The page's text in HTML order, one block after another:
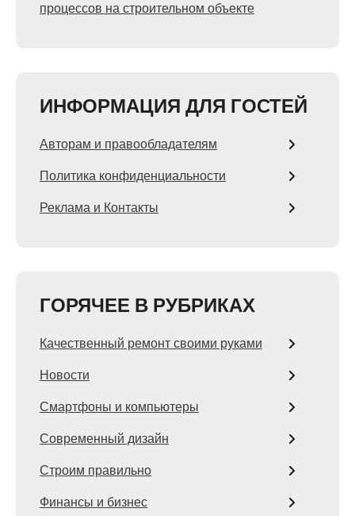
процессов на строительном объекте
ИНФОРМАЦИЯ ДЛЯ ГОСТЕЙ
Авторам и правообладателям
Политика конфиденциальности
Реклама и Контакты
ГОРЯЧЕЕ В РУБРИКАХ
Качественный ремонт своими руками
Новости
Смартфоны и компьютеры
Современный дизайн
Строим правильно
Финансы и бизнес